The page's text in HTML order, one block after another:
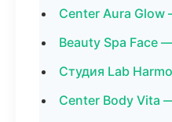
Center Aura
Beauty Spa Face
Студия Lab
Center Body Vita